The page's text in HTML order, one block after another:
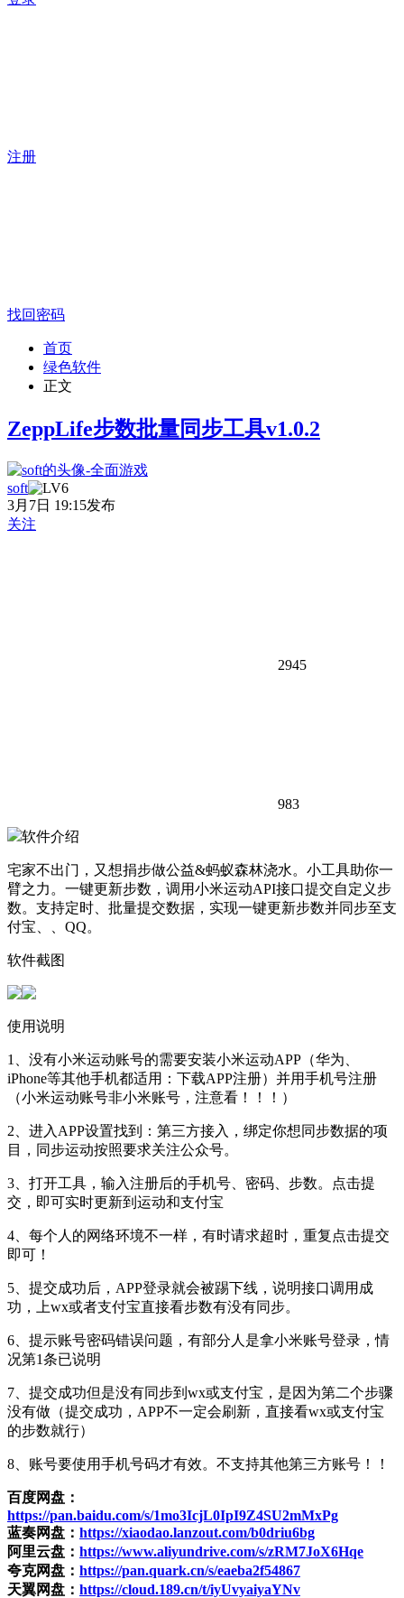
注册
找回密码
首页
绿色软件
正文
ZeppLife步数批量同步工具v1.0.2
soft
3月7日 19:15发布
关注
2945
983
软件介绍
宅家不出门，又想捐步做公益&蚂蚁森林浇水。小工具助你一
臂之力。一键更新步数，调用小米运动API接口提交自定义步
数。支持定时、批量提交数据，实现一键更新步数并同步至支
付宝、、QQ。
软件截图
使用说明
1、没有小米运动账号的需要安装小米运动APP（华为、
iPhone等其他手机都适用：下载APP注册）并用手机号注册
（小米运动账号非小米账号，注意看！！！）
2、进入APP设置找到：第三方接入，绑定你想同步数据的项
目，同步运动按照要求关注公众号。
3、打开工具，输入注册后的手机号、密码、步数。点击提
交，即可实时更新到运动和支付宝
4、每个人的网络环境不一样，有时请求超时，重复点击提交
即可！
5、提交成功后，APP登录就会被踢下线，说明接口调用成
功，上wx或者支付宝直接看步数有没有同步。
6、提示账号密码错误问题，有部分人是拿小米账号登录，情
况第1条已说明
7、提交成功但是没有同步到wx或支付宝，是因为第二个步骤
没有做（提交成功，APP不一定会刷新，直接看wx或支付宝
的步数就行）
8、账号要使用手机号码才有效。不支持其他第三方账号！！
百度网盘：
https://pan.baidu.com/s/1mo3IcjL0IpI9Z4SU2mMxPg
蓝奏网盘： https://xiaodao.lanzout.com/b0driu6bg
阿里云盘： https://www.aliyundrive.com/s/zRM7JoX6Hqe
夸克网盘： https://pan.quark.cn/s/eaeba2f54867
天翼网盘： https://cloud.189.cn/t/iyUvyaiyaYNv